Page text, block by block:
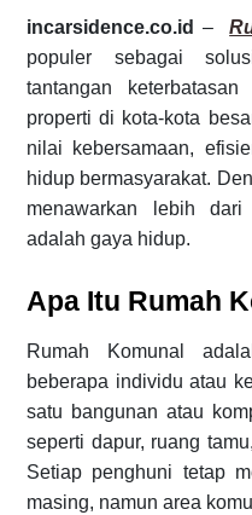
incarsidence.co.id –
populer sebagai
tantangan
properti di kota-kota
nilai kebersamaan,
hidup bermasyarakat.
menawarkan lebih
adalah gaya hidup.
Apa Itu Rumah
Rumah Komunal
beberapa individu atau
satu bangunan atau
seperti dapur, ruang
Setiap penghuni tetap
masing, namun area